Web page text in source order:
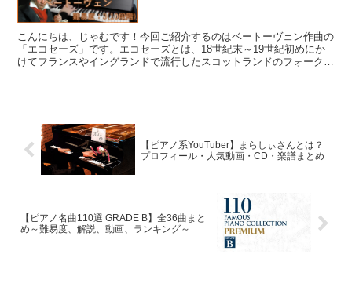
こんにちは、じゃむです！今回ご紹介するのはベートーヴェン作曲の
「エコセーズ」です。エコセーズとは、18世紀末～19世紀初めにか
けてフランスやイングランドで流行したスコットランドのフォークダ
【ピアノ系YouTuber】まらしぃさんとは？
プロフィール・人気動画・CD・楽譜まとめ
【ピアノ名曲110選 GRADE B】全36曲まと
め～難易度、解説、動画、ランキング～